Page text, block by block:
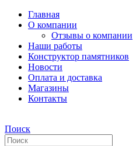
Главная
О компании
Отзывы о компании
Наши работы
Конструктор памятников
Новости
Оплата и доставка
Магазины
Контакты
Поиск